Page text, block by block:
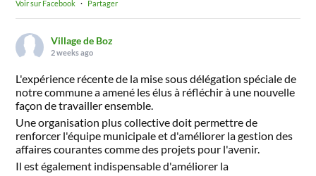
Voir sur Facebook · Partager
Village de Boz
2 weeks ago
L'expérience récente de la mise sous délégation spéciale de
notre commune a amené les élus à réfléchir à une nouvelle
façon de travailler ensemble.
Une organisation plus collective doit permettre de
renforcer l'équipe municipale et d'améliorer la gestion des
affaires courantes comme des projets pour l'avenir.
Il est également indispensable d'améliorer la